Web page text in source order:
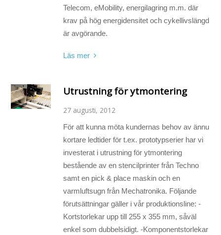
Telecom, eMobility, energilagring m.m. där
krav på hög energidensitet och cykellivslängd
är avgörande.
Läs mer
Utrustning för ytmontering
27 augusti, 2012
För att kunna möta kundernas behov av ännu
kortare ledtider för t.ex. prototypserier har vi
investerat i utrustning för ytmontering
bestående av en stencilprinter från Techno
samt en pick & place maskin och en
varmluftsugn från Mechatronika. Följande
förutsättningar gäller i vår produktionsline: -
Kortstorlekar upp till 255 x 355 mm, såväl
enkel som dubbelsidigt. -Komponentstorlekar